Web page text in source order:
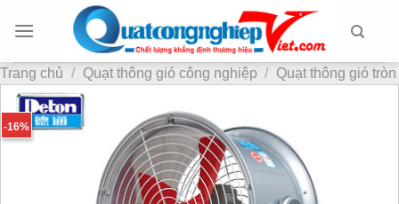
đến
dung
Trang chủ / Quạt thông gió công nghiệp / Quạt thông gió tròn
-16%